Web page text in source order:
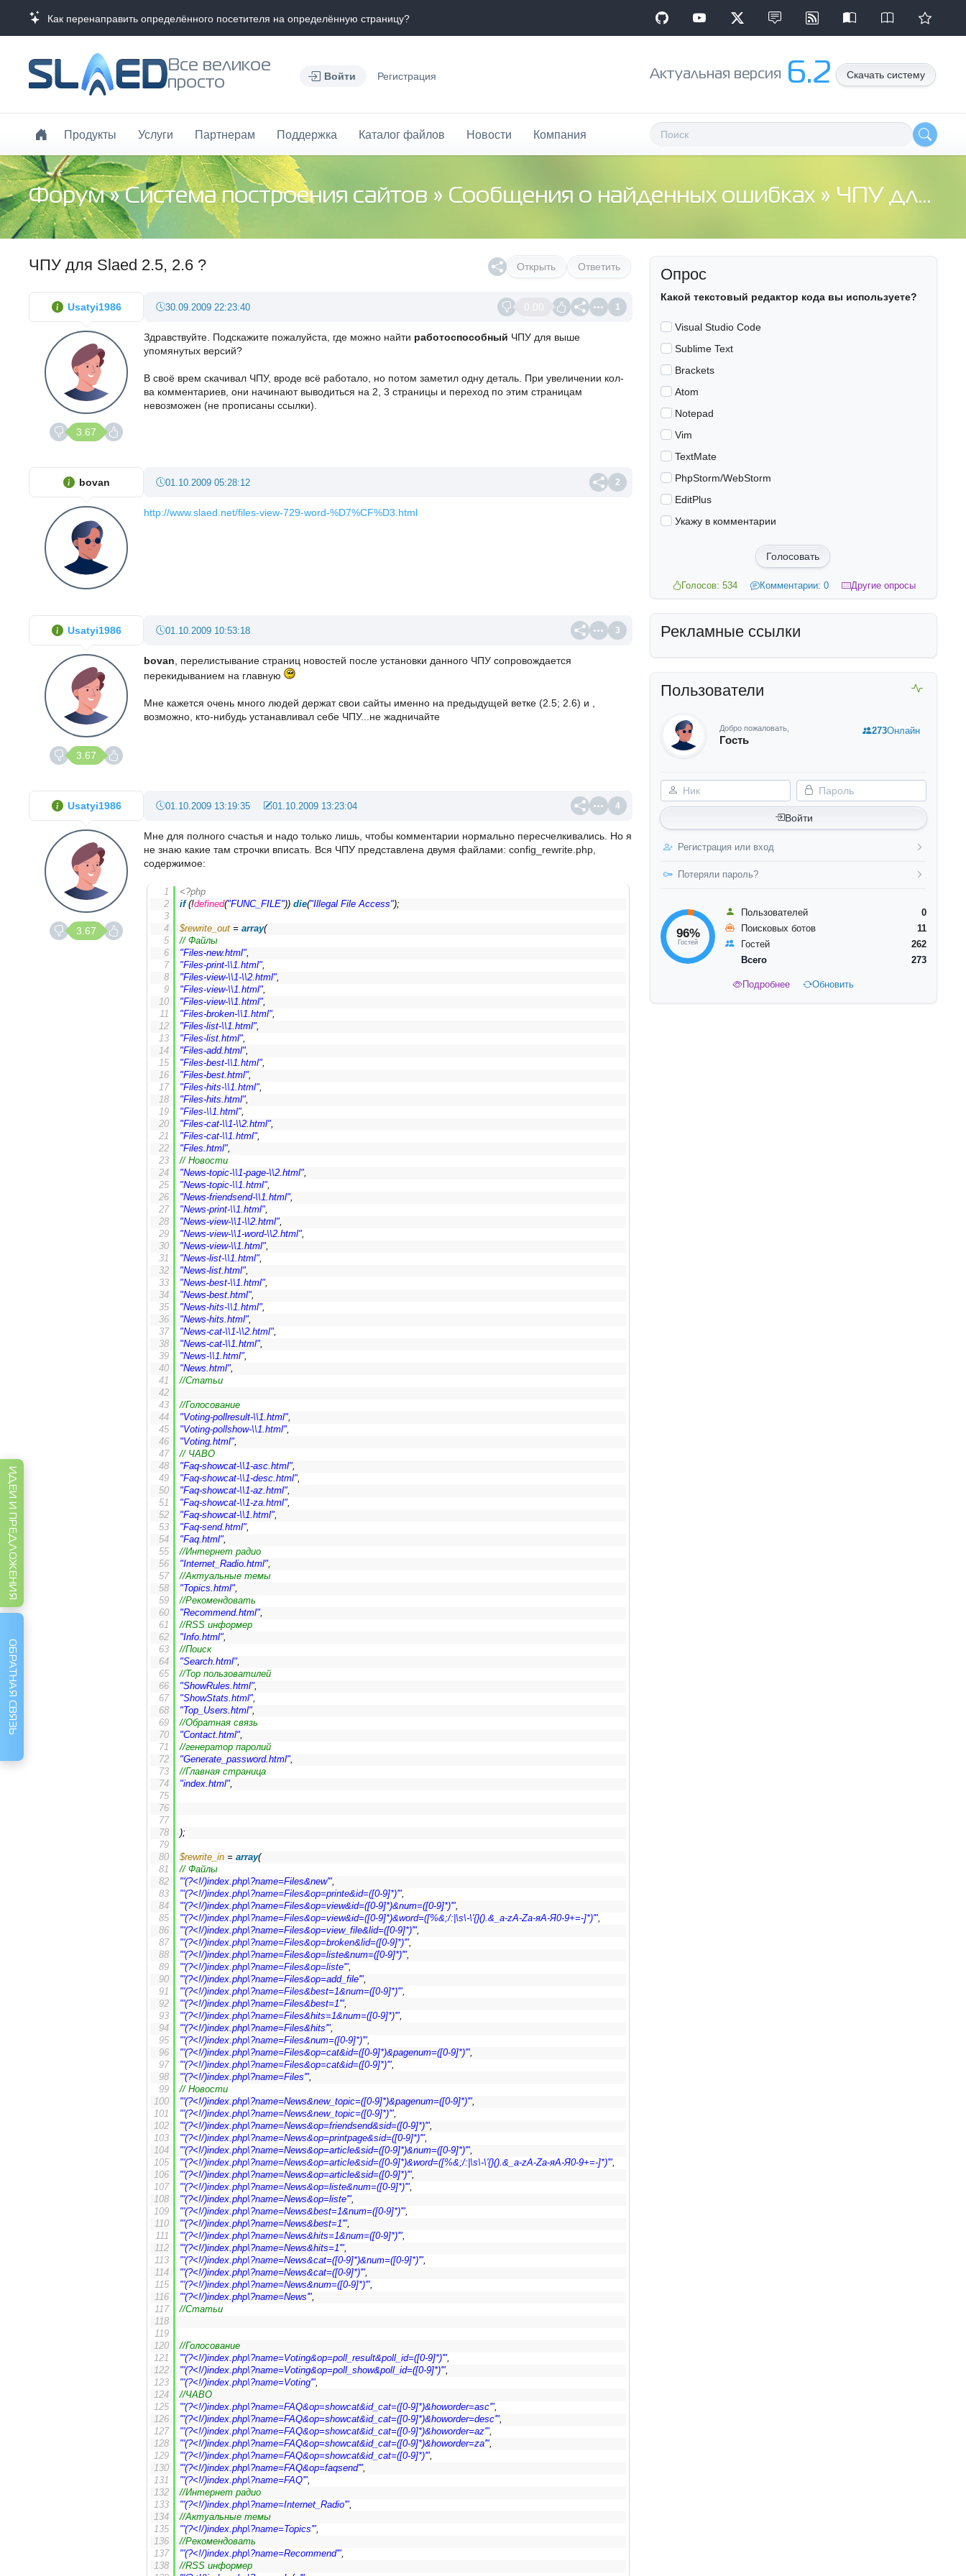
Как перенаправить определённого посетителя на определённую страницу?
Все великое
просто
Войти Регистрация Aктуальная версия 6.2 Скачать систему
Продукты Услуги Партнерам Поддержка Каталог файлов Новости Компания
Форум»Система построения сайтов » Сообщения о найденных ошибках » ЧПУ для Slaed 2.5, 2.6 ?
Открыть Ответить
ЧПУ для Slaed 2.5, 2.6 ?
0.00 1
30.09.2009 22:23:40
Здравствуйте. Подскажите пожалуйста, где можно найти работоспособный ЧПУ для выше
упомянутых версий?
В своё врем скачивал ЧПУ, вроде всё работало, но потом заметил одну деталь. При увеличении кол-
ва комментариев, они начинают выводиться на 2, 3 страницы и переход по этим страницам
невозможен (не прописаны ссылки).
Usatyi1986
3.67
2
01.10.2009 05:28:12
http://www.slaed.net/files-view-729-word-%D7%CF%D3.html
bovan
3
01.10.2009 10:53:18
bovan , перелистывание страниц новостей после установки данного ЧПУ сопровождается
перекидыванием на главную
Мне кажется очень много людей держат свои сайты именно на предыдущей ветке (2.5; 2.6) и ,
возможно, кто-нибудь устанавливал себе ЧПУ...не жадничайте
Usatyi1986
3.67
4
01.10.2009 13:19:35 01.10.2009 13:23:04
Мне для полного счастья и надо только лишь, чтобы комментарии нормально пересчелкивались. Но я
не знаю какие там строчки вписать. Вся ЧПУ представлена двумя файлами: config_rewrite.php,
содержимое:
<?php
if (!defined("FUNC_FILE")) die("Illegal File Access");
$rewrite_out = array(
// Файлы
"Files-new.html",
"Files-print-\\1.html",
"Files-view-\\1-\\2.html",
"Files-view-\\1.html",
"Files-view-\\1.html",
"Files-broken-\\1.html",
"Files-list-\\1.html",
"Files-list.html",
"Files-add.html",
"Files-best-\\1.html",
"Files-best.html",
"Files-hits-\\1.html",
"Files-hits.html",
"Files-\\1.html",
"Files-cat-\\1-\\2.html",
"Files-cat-\\1.html",
"Files.html",
// Новости
"News-topic-\\1-page-\\2.html",
"News-topic-\\1.html",
"News-friendsend-\\1.html",
"News-print-\\1.html",
"News-view-\\1-\\2.html",
"News-view-\\1-word-\\2.html",
"News-view-\\1.html",
"News-list-\\1.html",
"News-list.html",
"News-best-\\1.html",
"News-best.html",
"News-hits-\\1.html",
"News-hits.html",
"News-cat-\\1-\\2.html",
"News-cat-\\1.html",
"News-\\1.html",
"News.html",
//Статьи
//Голосование
"Voting-pollresult-\\1.html",
"Voting-pollshow-\\1.html",
"Voting.html",
// ЧАВО
"Faq-showcat-\\1-asc.html",
"Faq-showcat-\\1-desc.html",
"Faq-showcat-\\1-az.html",
"Faq-showcat-\\1-za.html",
"Faq-showcat-\\1.html",
"Faq-send.html",
"Faq.html",
//Интернет радио
"Internet_Radio.html",
//Актуальные темы
"Topics.html",
//Рекомендовать
"Recommend.html",
//RSS информер
"Info.html",
//Поиск
"Search.html",
//Top пользоватилей
"ShowRules.html",
"ShowStats.html",
"Top_Users.html",
//Обратная связь
"Contact.html",
//генератор паролий
"Generate_password.html",
//Главная страница
"index.html",
);
$rewrite_in = array(
// Файлы
"'(?<!/)index.php\?name=Files&new'",
"'(?<!/)index.php\?name=Files&op=printe&id=([0-9]*)'",
"'(?<!/)index.php\?name=Files&op=view&id=([0-9]*)&num=([0-9]*)'",
"'(?<!/)index.php\?name=Files&op=view&id=([0-9]*)&word=([%&;/:|\s\-\'{}().&_a-zA-Zа-яА-Я0-9+=-]*)'",
"'(?<!/)index.php\?name=Files&op=view_file&lid=([0-9]*)'",
"'(?<!/)index.php\?name=Files&op=broken&lid=([0-9]*)'",
"'(?<!/)index.php\?name=Files&op=liste&num=([0-9]*)'",
"'(?<!/)index.php\?name=Files&op=liste'",
"'(?<!/)index.php\?name=Files&op=add_file'",
"'(?<!/)index.php\?name=Files&best=1&num=([0-9]*)'",
"'(?<!/)index.php\?name=Files&best=1'",
"'(?<!/)index.php\?name=Files&hits=1&num=([0-9]*)'",
"'(?<!/)index.php\?name=Files&hits'",
"'(?<!/)index.php\?name=Files&num=([0-9]*)'",
"'(?<!/)index.php\?name=Files&op=cat&id=([0-9]*)&pagenum=([0-9]*)'",
"'(?<!/)index.php\?name=Files&op=cat&id=([0-9]*)'",
"'(?<!/)index.php\?name=Files'",
// Новости
"'(?<!/)index.php\?name=News&new_topic=([0-9]*)&pagenum=([0-9]*)'",
"'(?<!/)index.php\?name=News&new_topic=([0-9]*)'",
"'(?<!/)index.php\?name=News&op=friendsend&sid=([0-9]*)'",
"'(?<!/)index.php\?name=News&op=printpage&sid=([0-9]*)'",
"'(?<!/)index.php\?name=News&op=article&sid=([0-9]*)&num=([0-9]*)'",
"'(?<!/)index.php\?name=News&op=article&sid=([0-9]*)&word=([%&;/:|\s\-\'{}().&_a-zA-Zа-яА-Я0-9+=-]*)'",
"'(?<!/)index.php\?name=News&op=article&sid=([0-9]*)'",
"'(?<!/)index.php\?name=News&op=liste&num=([0-9]*)'",
"'(?<!/)index.php\?name=News&op=liste'",
"'(?<!/)index.php\?name=News&best=1&num=([0-9]*)'",
"'(?<!/)index.php\?name=News&best=1'",
"'(?<!/)index.php\?name=News&hits=1&num=([0-9]*)'",
"'(?<!/)index.php\?name=News&hits=1'",
"'(?<!/)index.php\?name=News&cat=([0-9]*)&num=([0-9]*)'",
"'(?<!/)index.php\?name=News&cat=([0-9]*)'",
"'(?<!/)index.php\?name=News&num=([0-9]*)'",
"'(?<!/)index.php\?name=News'",
//Статьи
//Голосование
"'(?<!/)index.php\?name=Voting&op=poll_result&poll_id=([0-9]*)'",
"'(?<!/)index.php\?name=Voting&op=poll_show&poll_id=([0-9]*)'",
"'(?<!/)index.php\?name=Voting'",
//ЧАВО
"'(?<!/)index.php\?name=FAQ&op=showcat&id_cat=([0-9]*)&howorder=asc'",
"'(?<!/)index.php\?name=FAQ&op=showcat&id_cat=([0-9]*)&howorder=desc'",
"'(?<!/)index.php\?name=FAQ&op=showcat&id_cat=([0-9]*)&howorder=az'",
"'(?<!/)index.php\?name=FAQ&op=showcat&id_cat=([0-9]*)&howorder=za'",
"'(?<!/)index.php\?name=FAQ&op=showcat&id_cat=([0-9]*)'",
"'(?<!/)index.php\?name=FAQ&op=faqsend'",
"'(?<!/)index.php\?name=FAQ'",
//Интернет радио
"'(?<!/)index.php\?name=Internet_Radio'",
//Актуальные темы
"'(?<!/)index.php\?name=Topics'",
//Рекомендовать
"'(?<!/)index.php\?name=Recommend'",
//RSS информер
Usatyi1986
3.67
Опрос
Какой текстовый редактор кода вы используете?
Visual Studio Code
Sublime Text
Brackets
Atom
Notepad
Vim
TextMate
PhpStorm/WebStorm
EditPlus
Укажу в комментарии
Голосовать
Голосов: 534 Комментарии: 0 Другие опросы
Рекламные ссылки
Пользователи
Добро пожаловать,
Гость
Ник Пароль
Войти
Регистрация или вход
Потеряли пароль?
273Онлайн
96%
Гостей
Пользователей
0
Поисковых ботов
11
Гостей
262
Всего
273
Подробнее Обновить
ИДЕИ И ПРЕДЛОЖЕНИЯ
ОБРАТНАЯ СВЯЗЬ